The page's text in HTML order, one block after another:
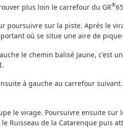
plus loin le carrefour du GR®
poursuivre sur la piste. Après le
où se situe une aire de
le chemin balisé Jaune, c'est un
à gauche au carrefour
le virage. Poursuivre ensuite sur
Ruisseau de la Catarenque puis